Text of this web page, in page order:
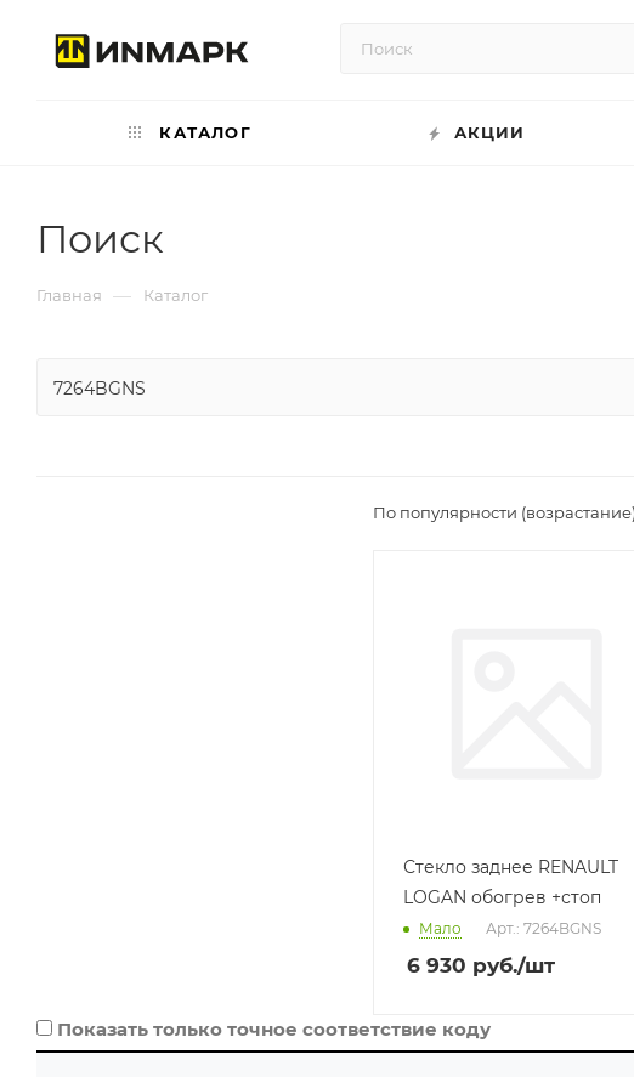
КАТАЛОГ АКЦИИ
Поиск
Главная — Каталог
По популярности (возрастание)
Стекло заднее RENAULT
LOGAN обогрев +стоп
Мало Арт.: 7264BGNS
6 930 руб./шт
Показать только точное соответствие коду